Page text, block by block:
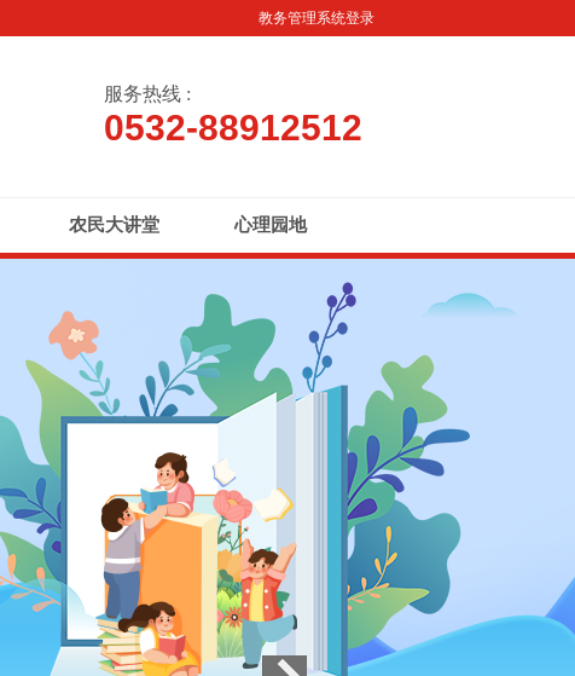
教务管理系统登录
服务热线 :
0532-88912512
农民大讲堂 心理园地